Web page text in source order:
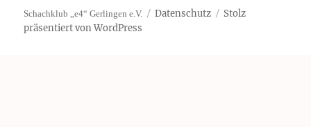
Schachklub „e4“ Gerlingen e.V. Datenschutz
Stolz
präsentiert von WordPress